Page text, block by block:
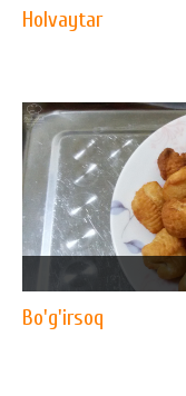
Holvaytar
Bo'g'irsoq